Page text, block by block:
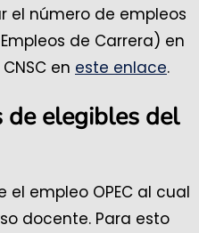
el número de empleos
de Carrera) en
en este enlace.
de elegibles del
el empleo OPEC al cual
docente. Para esto